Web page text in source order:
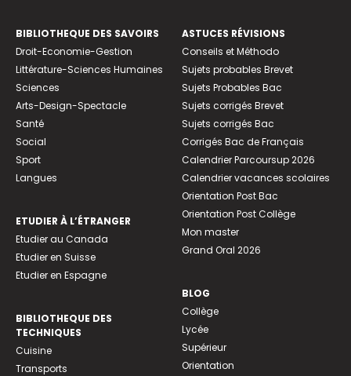
BIBLIOTHEQUE DES SAVOIRS
Droit-Economie-Gestion
Littérature-Sciences Humaines
Sciences
Arts-Design-Spectacle
Santé
Social
Sport
Langues
ETUDIER À L’ÉTRANGER
Etudier au Canada
Etudier en Suisse
Etudier en Espagne
BIBLIOTHEQUE DES
TECHNIQUES
Cuisine
Transports
ASTUCES RÉVISIONS
Conseils et Méthodo
Sujets probables Brevet
Sujets Probables Bac
Sujets corrigés Brevet
Sujets corrigés Bac
Corrigés Bac de Français
Calendrier Parcoursup 2026
Calendrier vacances scolaires
Orientation Post Bac
Orientation Post Collège
Mon master
Grand Oral 2026
BLOG
Collège
Lycée
Supérieur
Orientation